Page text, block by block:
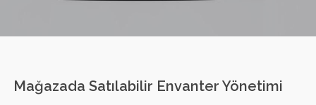
Mağazada Satılabilir Envanter Yönetimi